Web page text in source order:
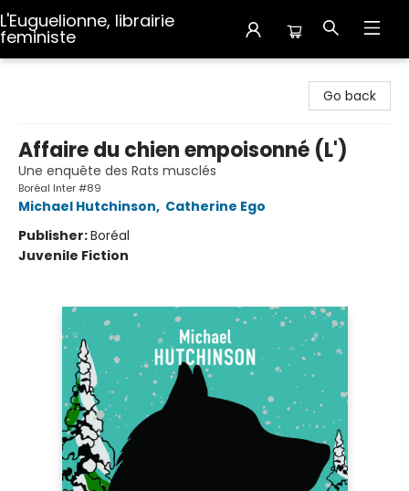
L'Euguelionne, librairie
feministe
Go back
Affaire du chien empoisonné (L')
Une enquête des Rats musclés
Boréal Inter #89
Michael Hutchinson, Catherine Ego
Publisher:Boréal
Juvenile Fiction